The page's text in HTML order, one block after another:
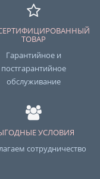
СЕРТИФИЦИРОВАННЫЙ
ТОВАР
Гарантийное и
постгарантийное
обслуживание
УСЛОВИЯ
сотрудничество